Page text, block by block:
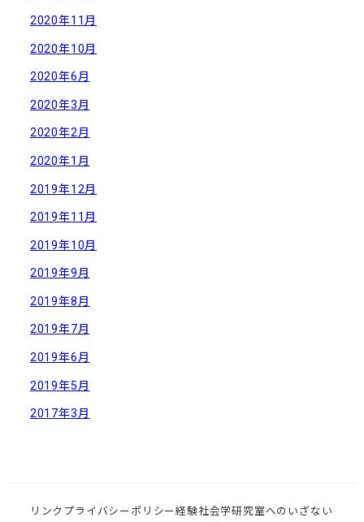
2020年11月
2020年10月
2020年6月
2020年3月
2020年2月
2020年1月
2019年12月
2019年11月
2019年10月
2019年9月
2019年8月
2019年7月
2019年6月
2019年5月
2017年3月
リンク プライバシーポリシー経験社会学研究室へのいざない